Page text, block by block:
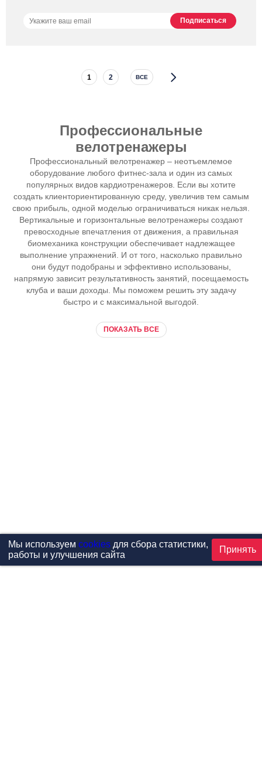
1 2 ВСЕ
Профессиональные
велотренажеры
Профессиональный велотренажер – неотъемлемое
оборудование любого фитнес-зала и один из самых
популярных видов кардиотренажеров. Если вы хотите
создать клиенториентированную среду, увеличив тем самым
свою прибыль, одной моделью ограничиваться никак нельзя.
Вертикальные и горизонтальные велотренажеры создают
превосходные впечатления от движения, а правильная
биомеханика конструкции обеспечивает надлежащее
выполнение упражнений. И от того, насколько правильно
они будут подобраны и эффективно использованы,
напрямую зависит результативность занятий, посещаемость
клуба и ваши доходы. Мы поможем решить эту задачу
быстро и с максимальной выгодой.
ПОКАЗАТЬ ВСЕ
Мы используем cookiesдля сбора статистики,
работы и улучшения сайта
Принять